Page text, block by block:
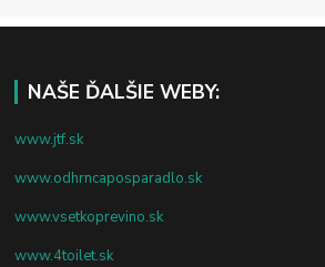
NAŠE ĎALŠIE WEBY:
www.jtf.sk
www.odhrncaposparadlo.sk
www.vsetkoprevino.sk
www.4toilet.sk